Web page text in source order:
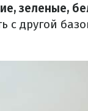
зеленые,
с другой